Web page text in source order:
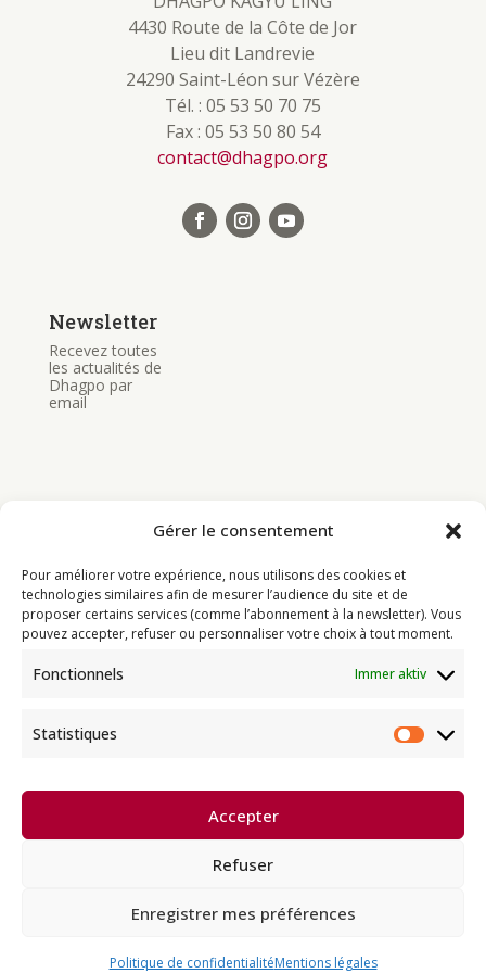
Gérer le consentement
Pour améliorer votre expérience, nous utilisons des cookies et
technologies similaires afin de mesurer l’audience du site et de
proposer certains services (comme l’abonnement à la newsletter). Vous
pouvez accepter, refuser ou personnaliser votre choix à tout moment.
Fonctionnels Immer aktiv
Statistiques
Accepter
Refuser
Enregistrer mes préférences
Politique de confidentialitéMentions légales
4430 Route de la Côte de Jor
Lieu dit Landrevie
24290 Saint-Léon sur Vézère
Tél. : 05 53 50 70 75
Fax : 05 53 50 80 54
contact@dhagpo.org
Newsletter
Recevez toutes
les actualités de
Dhagpo par
email
Programme
Actualités
Ressources
Infos pratiques
direction spirituelle de Thayé
Dorjé, Sa Sainteté le XVII Gyalwa
lignée karma kagyü, est membre